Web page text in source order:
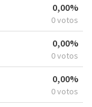
0,00%
0 votos
0,00%
0 votos
0,00%
0 votos